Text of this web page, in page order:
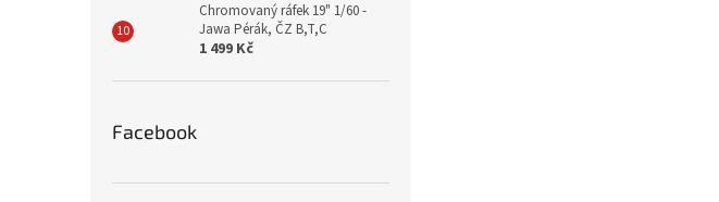
Chromovaný ráfek 19" 1/60 -
Jawa Pérák, ČZ B,T,C
1 499 Kč
Facebook